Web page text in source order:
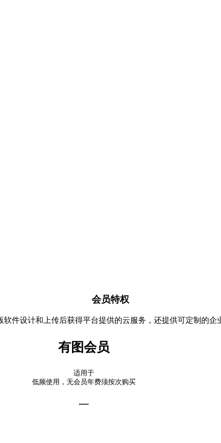
会员特权
软件设计和上传后获得平台提供的云服务，还提供可定制的企
有图会员
适用于
低频使用，无会员年费须按次购买
一